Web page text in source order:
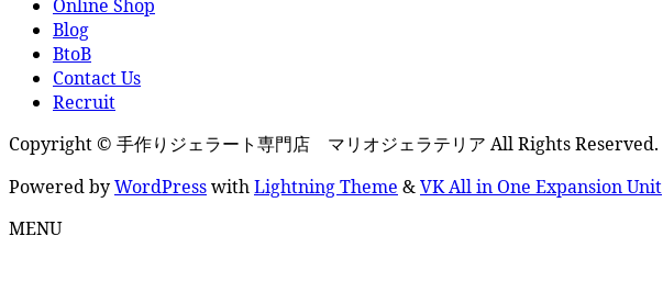
Online Shop
Blog
BtoB
Contact Us
Recruit
Copyright © 手作りジェラート専門店 マリオジェラテリア All Rights Reserved.
Powered byWordPresswithLightning Theme &VK All in One Expansion Unit
MENU